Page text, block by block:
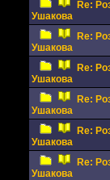
Re:
Ушакова
Re:
Ушакова
Re:
Ушакова
Re:
Ушакова
Re:
Ушакова
Re:
Ушакова